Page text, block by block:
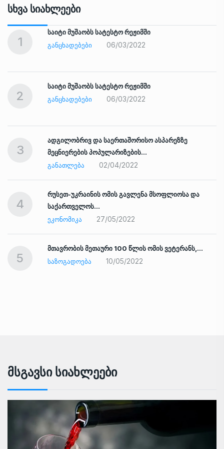
Სხვა Სიახლეები
1
საიტი მუშაობს სატესტო რეჟიმში
ᲒᲐᲜᲪᲮᲐᲓᲔᲑᲔᲑᲘ
06/03/2022
2
საიტი მუშაობს სატესტო რეჟიმში
ᲒᲐᲜᲪᲮᲐᲓᲔᲑᲔᲑᲘ
06/03/2022
3
ადგილობრივ და საერთაშორისო ასპარეზზე
მეცნიერების პოპულარიზების…
ᲒᲐᲜᲐᲗᲚᲔᲑᲐ
02/04/2022
4
რუსეთ-უკრაინის ომის გავლენა მსოფლიოსა და
საქართველოს…
ᲔᲙᲝᲜᲝᲛᲘᲙᲐ
27/05/2022
5
მთავრობის მეთაური 100 წლის ომის ვეტერანს,…
ᲡᲐᲖᲝᲒᲐᲓᲝᲔᲑᲐ
10/05/2022
Მსგავსი Სიახლეები